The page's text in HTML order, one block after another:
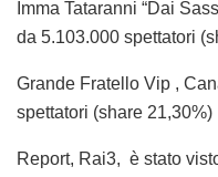
Imma Tataranni “Dai
da 5.103.000 spettatori
Grande Fratello Vip ,
spettatori (share 21,30%)
Report, Rai3, è stato